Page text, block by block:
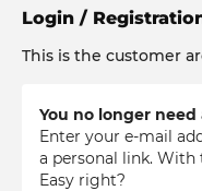
Login /
This is the customer
You no longer need
Enter your e-mail
a personal link.
Easy right?